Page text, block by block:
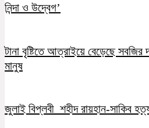
নিন্দা ও উদ্বেগ’
টানা বৃষ্টিতে আত্রাইয়ে বেড়েছে সবজির
মানুষ
জুলাই বিপ্লবী শহীদ রায়হান-সাকিব